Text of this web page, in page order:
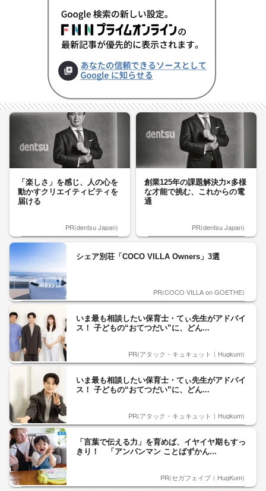
「楽しさ」を感じ、人の心を
動かすクリエイティビティを
届ける
PR(dentsu Japan)
創業125年の課題解決力×多様
な才能で挑む、これからの電
通
PR(dentsu Japan)
シェア別荘「COCO VILLA Owners」3選
PR(COCO VILLA on GOETHE)
いま最も相談したい保育士・てぃ先生がアドバイ
ス！ 子どもの“おてつだい”に、どん...
PR(アタック・キュキュット｜Hugkum)
いま最も相談したい保育士・てぃ先生がアドバイ
ス！ 子どもの“おてつだい”に、どん...
PR(アタック・キュキュット｜Hugkum)
「言葉で伝える力」を育めば、イヤイヤ期もすっ
きり！ 「アンパンマン ことばずかん...
PR(セガフェイブ｜HugKum)